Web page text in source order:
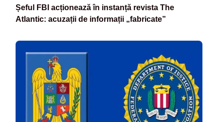
Șeful FBI acționează în instanță revista The
Atlantic: acuzații de informații „fabricate”